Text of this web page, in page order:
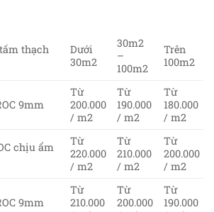
thạch
Dưới
30m2
30m2
–
100m2
Trên
100m2
9mm
Từ
200.000
/ m2
Từ
190.000
/ m2
Từ
180.000
/ m2
chịu ẩm
Từ
220.000
/ m2
Từ
210.000
/ m2
Từ
200.000
/ m2
9mm
Từ
210.000
Từ
200.000
Từ
190.000